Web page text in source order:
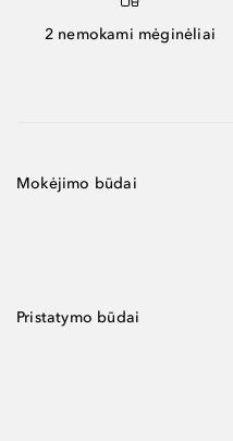
2 nemokami mėginėliai
Mokėjimo būdai
Pristatymo būdai